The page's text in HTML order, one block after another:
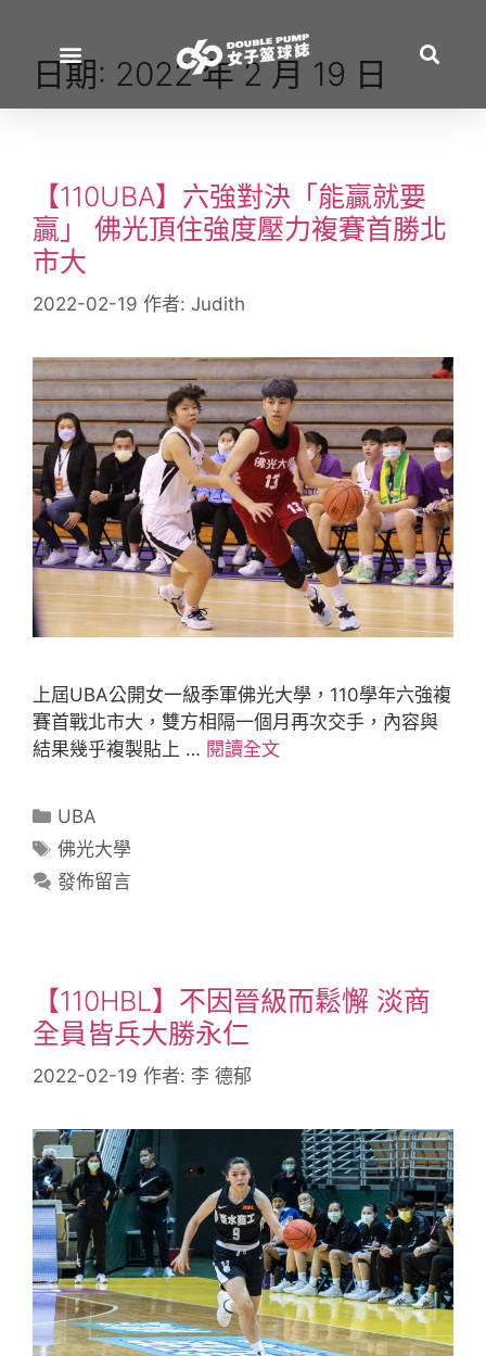
日期: 2022 年 2 月 19 日
【110UBA】六強對決「能贏就要
贏」 佛光頂住強度壓力複賽首勝北
市大
2022-02-19 作者: Judith
上屆UBA公開女一級季軍佛光大學，110學年六強複
賽首戰北市大，雙方相隔一個月再次交手，內容與
結果幾乎複製貼上 … 閱讀全文
UBA
佛光大學
發佈留言
【110HBL】不因晉級而鬆懈 淡商
全員皆兵大勝永仁
2022-02-19 作者: 李 德郁